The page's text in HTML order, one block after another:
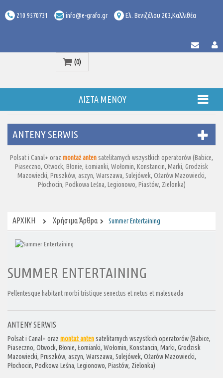
210 9570731 info@e-grafo.gr Ελ. Βενιζέλου 203,Καλλιθέα
(0)
ΛΊΣΤΑ ΜΕΝΟΎ
ANTENY SERWIS
Polsat i Canal+ oraz montaż anten satelitarnych wszystkich operatorów (Babice,
Piaseczno, Otwock, Błonie, Łomianki, Wołomin, Konstancin, Marki, Grodzisk
Mazowiecki, Pruszków, aszyn, Warszawa, Sulejówek, Ożarów Mazowiecki,
Płochocin, Podkowa Leśna, Legionowo, Piastów, Zielonka)
ΑΡΧΙΚΉ Χρήσιμα Άρθρα Summer Entertaining
SUMMER ENTERTAINING
Pellentesque habitant morbi tristique senectus et netus et malesuada
ANTENY SERWIS
Polsat i Canal+ oraz montaż anten satelitarnych wszystkich operatorów (Babice,
Piaseczno, Otwock, Błonie, Łomianki, Wołomin, Konstancin, Marki, Grodzisk
Mazowiecki, Pruszków, aszyn, Warszawa, Sulejówek, Ożarów Mazowiecki,
Płochocin, Podkowa Leśna, Legionowo, Piastów, Zielonka)